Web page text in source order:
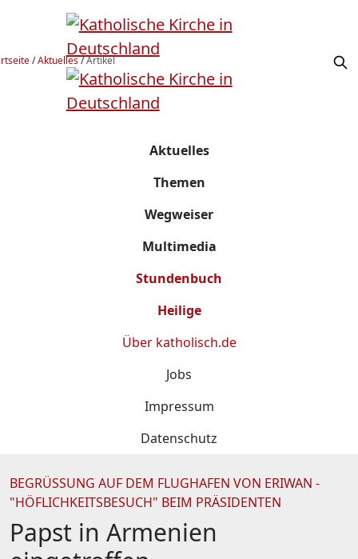
/Aktuelles/Artikel
Aktuelles
Themen
Wegweiser
Multimedia
Stundenbuch
Heilige
Über katholisch.de
Jobs
Impressum
Datenschutz
BEGRÜSSUNG AUF DEM FLUGHAFEN VON ERIWAN - "
HÖFLICHKEITSBESUCH" BEIM PRÄSIDENTEN
Papst in Armenien